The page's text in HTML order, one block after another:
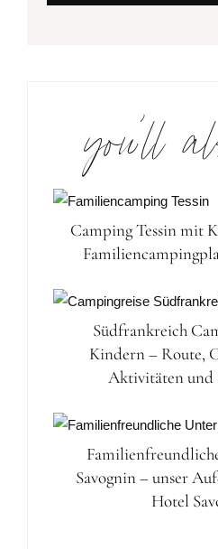
you’ll
Camping Tessin mit
Südfrankreich
Kindern – Route,
Aktivitäten und
Savognin – unser
Hotel